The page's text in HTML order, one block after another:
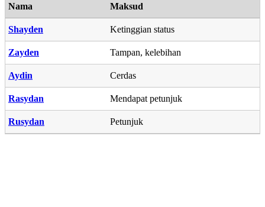
Nama Maksud
Shayden Ketinggian status
Zayden Tampan, kelebihan
Aydin Cerdas
Rasydan Mendapat petunjuk
Rusydan Petunjuk